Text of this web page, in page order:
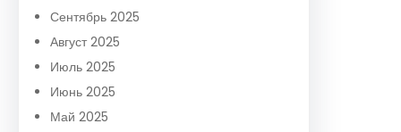
Сентябрь 2025
Август 2025
Июль 2025
Июнь 2025
Май 2025